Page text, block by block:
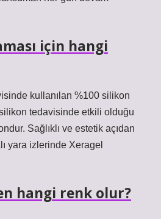
için hangi
kullanılan %100 silikon
tedavisinde etkili olduğu
Sağlıklı ve estetik açıdan
yara izlerinde Xeragel
hangi renk olur?